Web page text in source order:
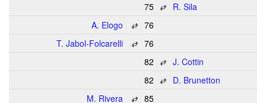
75
R. Sila
A. Elogo
76
T. Jabol-Folcarelli
76
82
J. Cottin
82
D. Brunetton
M. Rivera
85